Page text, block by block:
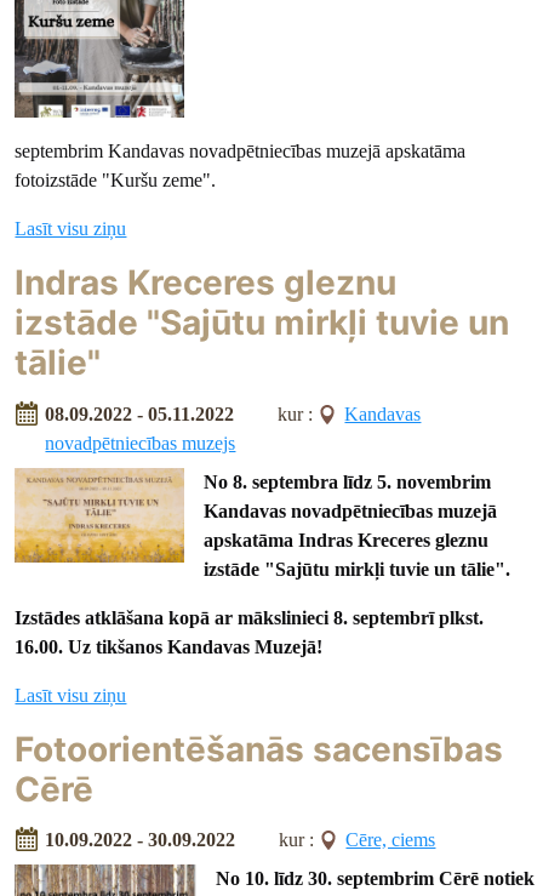
septembrim Kandavas novadpētniecības muzejā apskatāma
fotoizstāde "Kuršu zeme".
Lasīt visu ziņu
Indras Kreceres gleznu
izstāde "Sajūtu mirkļi tuvie un
tālie"
08.09.2022 - 05.11.2022 kur :
Kandavas
novadpētniecības muzejs
No 8. septembra līdz 5. novembrim
Kandavas novadpētniecības muzejā
apskatāmaIndras Kreceres gleznu
izstāde "Sajūtu mirkļi tuvie un tālie".
Izstādes atklāšana kopā ar mākslinieci 8. septembrī plkst.
16.00. Uz tikšanos Kandavas Muzejā!
Lasīt visu ziņu
Fotoorientēšanās sacensības
Cērē
10.09.2022 - 30.09.2022 kur :
Cēre, ciems
No 10. līdz 30. septembrim Cērē notiek